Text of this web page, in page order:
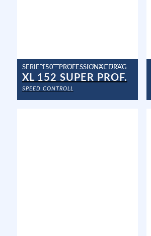
SERIE 150 - PROFESSIONAL DRAG
XL 152 SUPER PROF.
SPEED CONTROLL